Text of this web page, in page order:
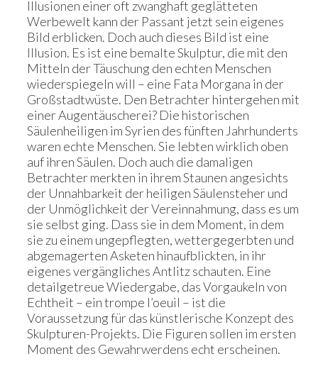
Illusionen einer oft zwanghaft geglätteten
Werbewelt kann der Passant jetzt sein eigenes
Bild erblicken. Doch auch dieses Bild ist eine
Illusion. Es ist eine bemalte Skulptur, die mit den
Mitteln der Täuschung den echten Menschen
wiederspiegeln will – eine Fata Morgana in der
Großstadtwüste. Den Betrachter hintergehen mit
einer Augentäuscherei? Die historischen
Säulenheiligen im Syrien des fünften Jahrhunderts
waren echte Menschen. Sie lebten wirklich oben
auf ihren Säulen. Doch auch die damaligen
Betrachter merkten in ihrem Staunen angesichts
der Unnahbarkeit der heiligen Säulensteher und
der Unmöglichkeit der Vereinnahmung, dass es um
sie selbst ging. Dass sie in dem Moment, in dem
sie zu einem ungepflegten, wettergegerbten und
abgemagerten Asketen hinaufblickten, in ihr
eigenes vergängliches Antlitz schauten. Eine
detailgetreue Wiedergabe, das Vorgaukeln von
Echtheit – ein trompe l’oeuil – ist die
Voraussetzung für das künstlerische Konzept des
Skulpturen-Projekts. Die Figuren sollen im ersten
Moment des Gewahrwerdens echt erscheinen.